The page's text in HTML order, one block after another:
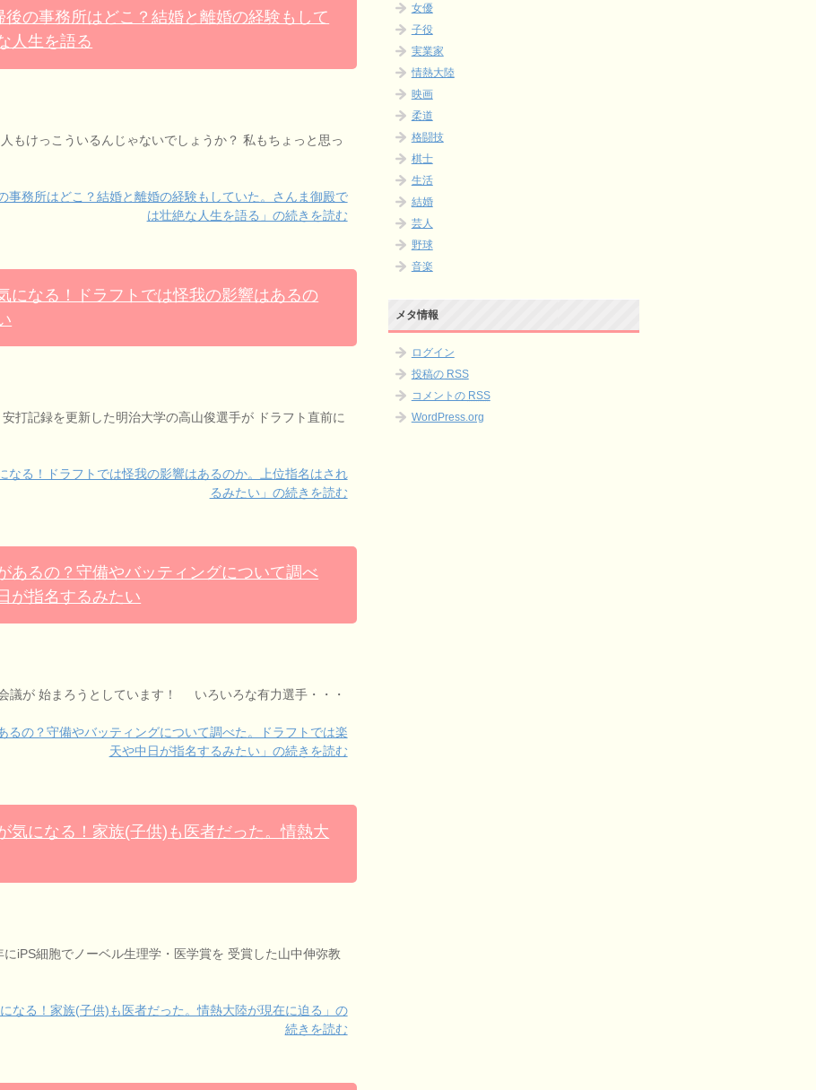
の事務所はどこ？結婚と離婚の経験もして
人生を語る
もけっこういるんじゃないでしょうか？ 私もちょっと思っ
事務所はどこ？結婚と離婚の経験もしていた。さんま御殿で
は壮絶な人生を語る」の続きを読む
になる！ドラフトでは怪我の影響はあるの
打記録を更新した明治大学の高山俊選手が ドラフト直前に
なる！ドラフトでは怪我の影響はあるのか。上位指名はされ
るみたい」の続きを読む
あるの？守備やバッティングについて調べ
が指名するみたい
議が 始まろうとしています！ いろいろな有力選手・・・
るの？守備やバッティングについて調べた。ドラフトでは楽
天や中日が指名するみたい」の続きを読む
気になる！家族(子供)も医者だった。情熱大
iPS細胞でノーベル生理学・医学賞を 受賞した山中伸弥教
なる！家族(子供)も医者だった。情熱大陸が現在に迫る」の
続きを読む
女優
子役
実業家
情熱大陸
映画
柔道
格闘技
棋士
生活
結婚
芸人
野球
音楽
メタ情報
ログイン
投稿の RSS
コメントの RSS
WordPress.org